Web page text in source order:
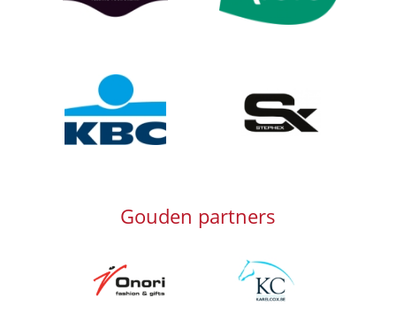
Afbeelding
Gouden partners
Afbeelding Afbeelding